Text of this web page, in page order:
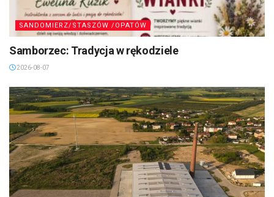
SANDOMIERZ/STASZÓW /OPATÓW
Samborzec: Tradycja w rękodziele
2026-08-07